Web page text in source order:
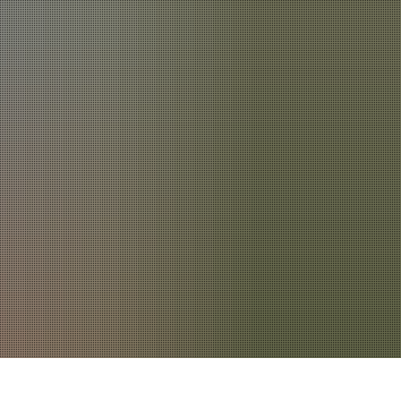
Bienenkorb
Buntspechte
Sternenzelt
Wildbienen
Seniorenbus
Verabschiedung unserer studentischen
Auto Handel & Werkstatt
Apotheken und Drogerie
Banken
Bauwesen
Business-Services
Dienstleistung
Einzelhandel & Handel
Elektrik & Elektronik